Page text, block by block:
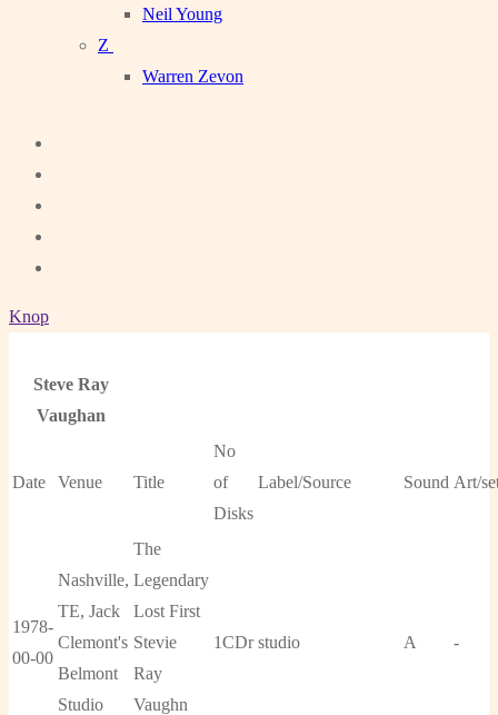
Neil Young
Z
Warren Zevon
Knop
Steve Ray
Vaughan
Date Venue Title
No
of
Disks
Label/Source Sound Art/
1978-
00-00
Nashville,
TE, Jack
Clemont's
Belmont
Studio
The
Legendary
Lost First
Stevie
Ray
Vaughn
1CDr studio A -